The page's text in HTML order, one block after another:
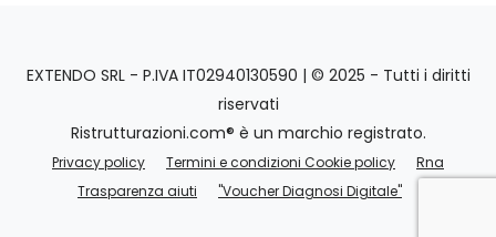
EXTENDO SRL - P.IVA IT02940130590 | © 2025 - Tutti i diritti
riservati
Ristrutturazioni.com® è un marchio registrato.
Privacy policy Termini e condizioni Cookie policy
Rna
Trasparenza aiuti
"Voucher Diagnosi Digitale"